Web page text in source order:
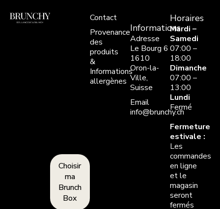
Choisir
ma
Brunch
Box
Contact
Provenance
des
produits
&
Informations
allergènes
Informations
Adresse
Le Bourg 6
1610
Oron-la-
Ville,
Suisse
Email
info@brunchy.ch
Horaires
Mardi –
Samedi
07:00 –
18:00
Dimanche
07:00 –
13:00
Lundi
Fermé
Fermeture
estivale :
Les
commandes
en ligne
et le
magasin
seront
fermés